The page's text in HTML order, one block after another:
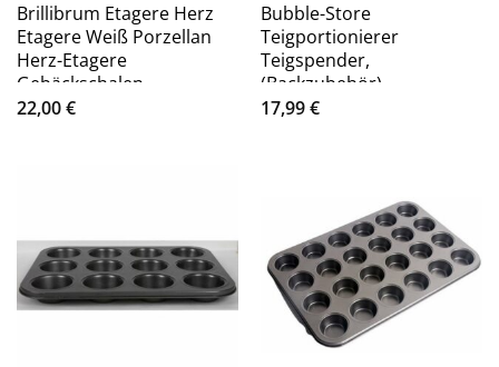
Brillibrum Etagere Herz
Etagere Weiß Porzellan
Herz-Etagere
Gebäckschalen
Telleretagere, Porzellan
22,00€
Bubble-Store
Teigportionierer
Teigspender,
(Backzubehör),
Teigportionierer
17,99€